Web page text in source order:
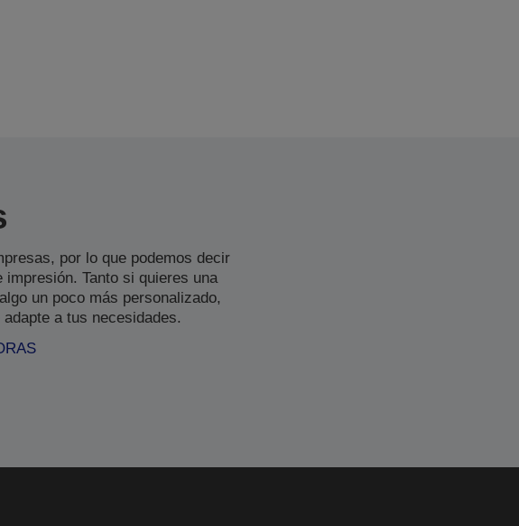
por lo que podemos decir
Tanto si quieres una
un poco más personalizado,
a tus necesidades.